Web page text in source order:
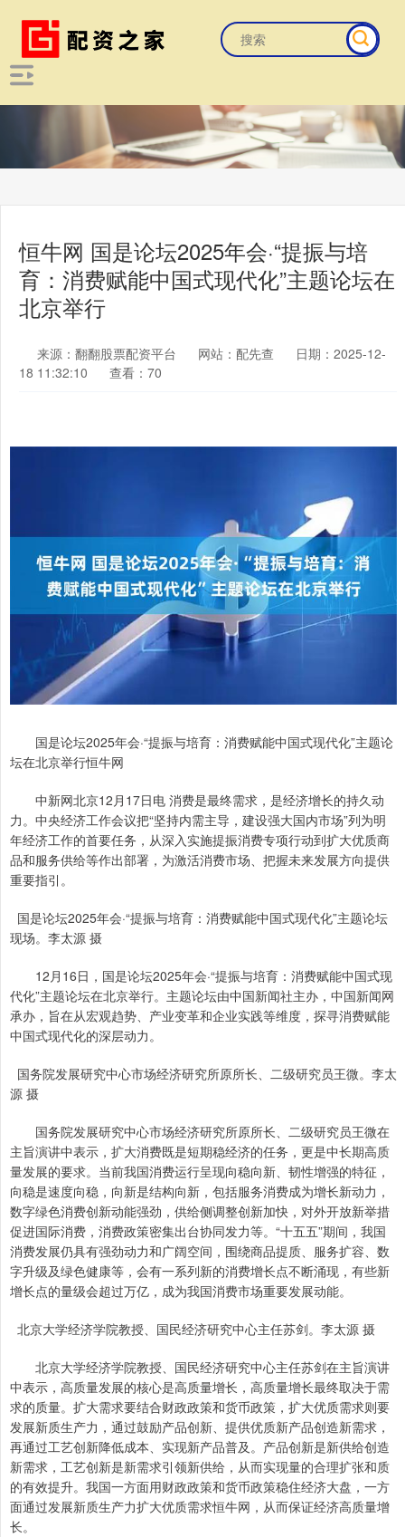
恒牛网 国是论坛2025年会·“提振与培
育：消费赋能中国式现代化”主题论坛在
北京举行
来源：翻翻股票配资平台 网站：配先查
日期：2025-12-
18 11:32:10
查看：70
国是论坛2025年会·“提振与培育：消费赋能中国式现代化”主题论
坛在北京举行恒牛网
中新网北京12月17日电 消费是最终需求，是经济增长的持久动
力。中央经济工作会议把“坚持内需主导，建设强大国内市场”列为明
年经济工作的首要任务，从深入实施提振消费专项行动到扩大优质商
品和服务供给等作出部署，为激活消费市场、把握未来发展方向提供
重要指引。
国是论坛2025年会·“提振与培育：消费赋能中国式现代化”主题论坛
现场。李太源 摄
12月16日，国是论坛2025年会·“提振与培育：消费赋能中国式现
代化”主题论坛在北京举行。主题论坛由中国新闻社主办，中国新闻网
承办，旨在从宏观趋势、产业变革和企业实践等维度，探寻消费赋能
中国式现代化的深层动力。
国务院发展研究中心市场经济研究所原所长、二级研究员王微。李太
源 摄
国务院发展研究中心市场经济研究所原所长、二级研究员王微在
主旨演讲中表示，扩大消费既是短期稳经济的任务，更是中长期高质
量发展的要求。当前我国消费运行呈现向稳向新、韧性增强的特征，
向稳是速度向稳，向新是结构向新，包括服务消费成为增长新动力，
数字绿色消费创新动能强劲，供给侧调整创新加快，对外开放新举措
促进国际消费，消费政策密集出台协同发力等。“十五五”期间，我国
消费发展仍具有强劲动力和广阔空间，围绕商品提质、服务扩容、数
字升级及绿色健康等，会有一系列新的消费增长点不断涌现，有些新
增长点的量级会超过万亿，成为我国消费市场重要发展动能。
北京大学经济学院教授、国民经济研究中心主任苏剑。李太源 摄
北京大学经济学院教授、国民经济研究中心主任苏剑在主旨演讲
中表示，高质量发展的核心是高质量增长，高质量增长最终取决于需
求的质量。扩大需求要结合财政政策和货币政策，扩大优质需求则要
发展新质生产力，通过鼓励产品创新、提供优质新产品创造新需求，
再通过工艺创新降低成本、实现新产品普及。产品创新是新供给创造
新需求，工艺创新是新需求引领新供给，从而实现量的合理扩张和质
的有效提升。我国一方面用财政政策和货币政策稳住经济大盘，一方
面通过发展新质生产力扩大优质需求恒牛网，从而保证经济高质量增
长。